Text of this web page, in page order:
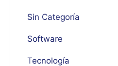
Sin Categoría
Software
Tecnología